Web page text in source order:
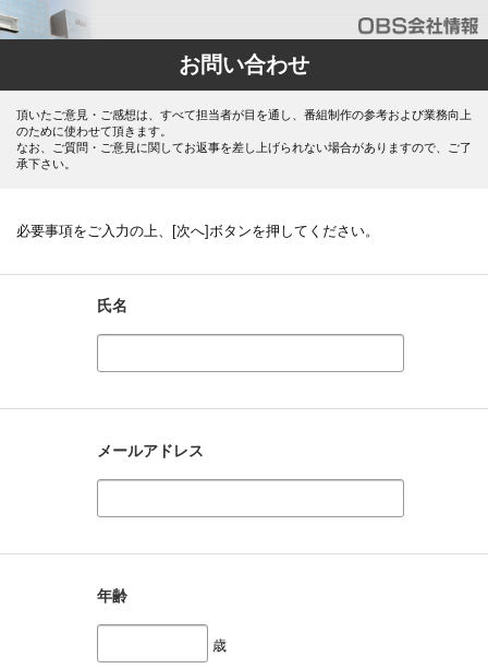
お問い合わせ
頂いたご意見・ご感想は、すべて担当者が目を通し、番組制作の参考および業務向上
のために使わせて頂きます。
なお、ご質問・ご意見に関してお返事を差し上げられない場合がありますので、ご了
承下さい。
必要事項をご入力の上、[次へ]ボタンを押してください。
氏名
メールアドレス
年齢
歳